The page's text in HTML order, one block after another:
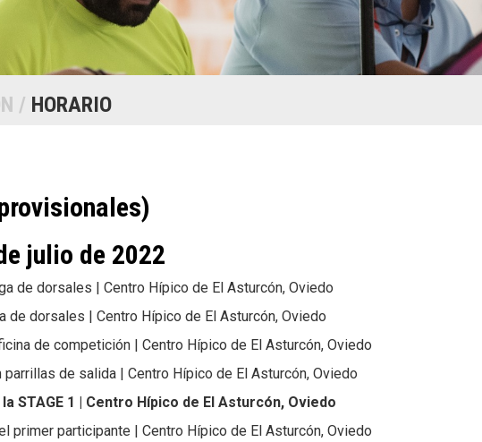
/ HORARIO
julio de 2022
de dorsales | Centro Hípico de El Asturcón, Oviedo
de dorsales | Centro Hípico de El Asturcón, Oviedo
de competición | Centro Hípico de El Asturcón, Oviedo
parrillas de salida | Centro Hípico de El Asturcón, Oviedo
la STAGE 1 | Centro Hípico de El Asturcón, Oviedo
primer participante | Centro Hípico de El Asturcón, Oviedo